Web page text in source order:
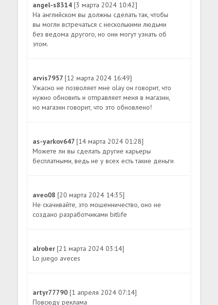
angel-s8314[3 марта 2024 10:42]
На английском вы должны сделать так, чтобы
вы могли встречаться с несколькими людьми
без ведома другого, но они могут узнать об
этом.
arvis7957[12 марта 2024 16:49]
Ужасно не позволяет мне olay он говорит, что
нужно обновить и отправляет меня в магазин,
но магазин говорит, что это обновлено!
as-yarkov647[14 марта 2024 01:28]
Можете ли вы сделать другие карьеры
бесплатными, ведь не у всех есть такие деньги
aveo08[20 марта 2024 14:35]
Не скачивайте, это мошенничество, оно не
создано разработчиками bitlife
alrober[21 марта 2024 03:14]
Lo juego aveces
artyr77790[1 апреля 2024 07:14]
Повсюду реклама